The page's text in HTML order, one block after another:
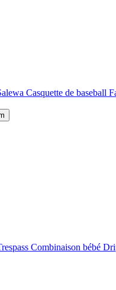
Casquette de baseball
Combinaison bébé